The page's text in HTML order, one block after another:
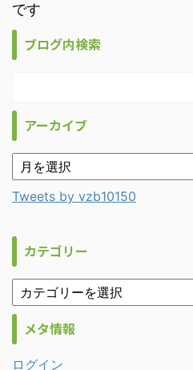
です
ブログ内検索
アーカイブ
Tweets by vzb10150
カテゴリー
メタ情報
ログイン